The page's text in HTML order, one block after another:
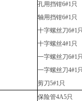
孔用挡钳6#1只
轴用挡钳6#1只
十字螺丝刀6#1
十字螺丝4#1只
一字螺丝刀6#1
一字螺丝刀4#1
剪刀5#1只
保险管4A5只